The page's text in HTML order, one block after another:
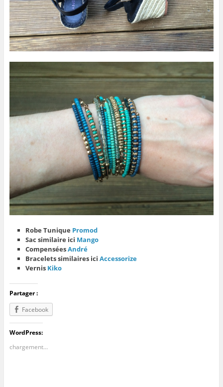
Robe Tunique Promod
Sac similaire ici Mango
CompenséesAndré
Bracelets similaires iciAccessorize
Vernis Kiko
Partager :
Facebook
WordPress:
chargement…